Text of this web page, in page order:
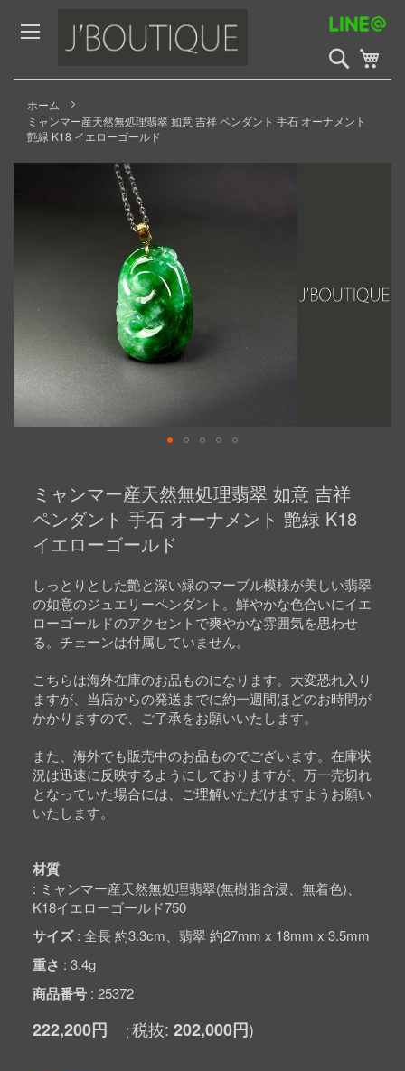
to
Content
検
索
開
ホーム
ミャンマー産天然無処理翡翠 如意 吉祥 ペンダント 手石 オーナメント
艶緑 K18 イエローゴールド
Skip
beginning
images
ミャンマー産天然無処理翡翠 如意 吉祥
ペンダント 手石 オーナメント 艶緑 K18
イエローゴールド
しっとりとした艶と深い緑のマーブル模様が美しい翡翠
の如意のジュエリーペンダント。鮮やかな色合いにイエ
ローゴールドのアクセントで爽やかな雰囲気を思わせ
る。チェーンは付属していません。
こちらは海外在庫のお品ものになります。大変恐れ入り
ますが、当店からの発送までに約一週間ほどのお時間が
かかりますので、ご了承をお願いいたします。
また、海外でも販売中のお品ものでございます。在庫状
況は迅速に反映するようにしておりますが、万一売切れ
となっていた場合には、ご理解いただけますようお願い
いたします。
材質
ミャンマー産天然無処理翡翠(無樹脂含浸、無着色)、
K18イエローゴールド750
サイズ 全長 約3.3cm、翡翠 約27mm x 18mm x 3.5mm
重さ 3.4g
商品番号 25372
222,200円 202,000円